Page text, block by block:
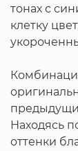
тонах с
клетку
Находясь
оттенки